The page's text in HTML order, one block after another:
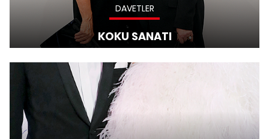
DAVETLER
KOKU SANATI